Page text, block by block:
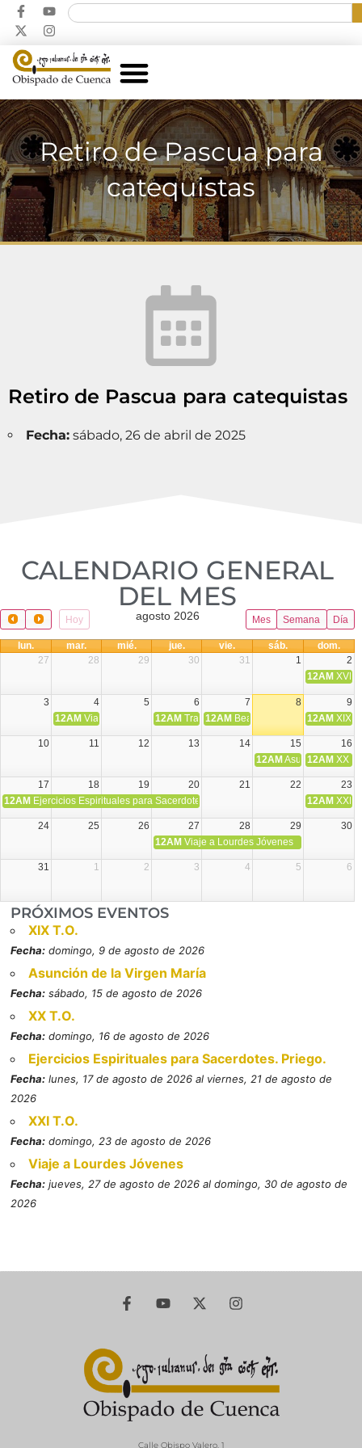
Retiro de Pascua para
catequistas
Retiro de Pascua para catequistas
Fecha: sábado, 26 de abril de 2025
CALENDARIO GENERAL
DEL MES​
Hoy Mes Semana Día
agosto 2026
lun. mar. mié. jue. vie. sáb.
dom.
27
28 29 30 31 1
2
12AM XVIII
3 4 5 6 7 8
9
12AM Viaje Diocesano a Japón.
12AM Transfiguración del Señor
12AM Beatos Cruz Laplana,
12AM XIX
10 11 12 13 14 15
16
12AM Asunción de la
12AM XX
17 18 19 20 21 22
23
12AM Ejercicios Espirituales para Sacerdotes. Priego. 12AM XXI
24 25 26 27 28 29
30
12AM Viaje a Lourdes Jóvenes
31 1 2 3 4 5 6
PRÓXIMOS EVENTOS
XIX T.O.
Fecha: domingo, 9 de agosto de 2026
Asunción de la Virgen María
Fecha: sábado, 15 de agosto de 2026
XX T.O.
Fecha: domingo, 16 de agosto de 2026
Ejercicios Espirituales para Sacerdotes. Priego.
Fecha: lunes, 17 de agosto de 2026 al viernes, 21 de agosto de
2026
XXI T.O.
Fecha: domingo, 23 de agosto de 2026
Viaje a Lourdes Jóvenes
Fecha: jueves, 27 de agosto de 2026 al domingo, 30 de agosto de
2026
Calle Obispo Valero, 1